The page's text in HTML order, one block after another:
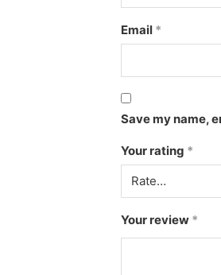
Email *
Save my name,
Your rating *
Your review *